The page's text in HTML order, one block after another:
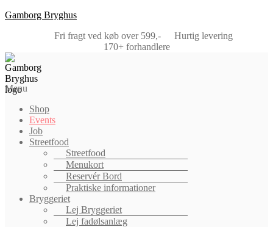
Gamborg Bryghus
Fri fragt ved køb over 599,-
Hurtig levering
170+ forhandlere
Menu
Shop
Events
Job
Streetfood
Streetfood
Menukort
Reservér Bord
Praktiske informationer
Bryggeriet
Lej Bryggeriet
Lej fadølsanlæg